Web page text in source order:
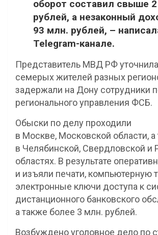
оборот составил свыше
рублей, а незаконный
93 млн. рублей, –
Telegram-канале.
Представитель МВД РФ
семерых жителей разных
задержали на Дону сотрудники
регионального управления ФСБ.
Обыски по делу проходили
в Москве, Московской области, а
в Челябинской, Свердловской и
областях. В результате
и изъяли печати, компьютерную
электронные ключи доступа к
дистанционного банковского
а также более 3 млн. рублей.
Возбуждено уголовное дело по